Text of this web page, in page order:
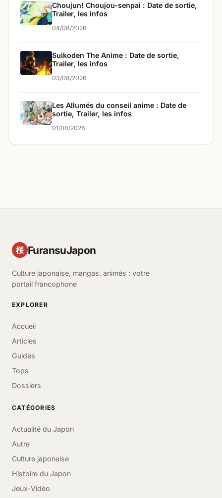
Choujun! Choujou-senpai : Date de sortie,
Trailer, les infos
04/08/2026
Suikoden The Anime : Date de sortie,
Trailer, les infos
03/08/2026
Les Allumés du conseil anime : Date de
sortie, Trailer, les infos
01/08/2026
桜 FuransuJapon
Culture japonaise, mangas, animés : votre
portail francophone
EXPLORER
Accueil
Articles
Guides
Tops
Dossiers
CATÉGORIES
Actualité du Japon
Autre
Culture japonaise
Histoire du Japon
Jeux-Vidéo